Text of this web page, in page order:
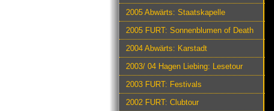
2005 Abwärts: Staatskapelle
2005 FURT: Sonnenblumen of Death
2004 Abwärts: Karstadt
2003/ 04 Hagen Liebing: Lesetour
2003 FURT: Festivals
2002 FURT: Clubtour